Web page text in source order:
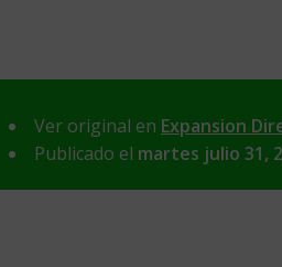
Ver original en Expansion
Publicado el martes julio 31,